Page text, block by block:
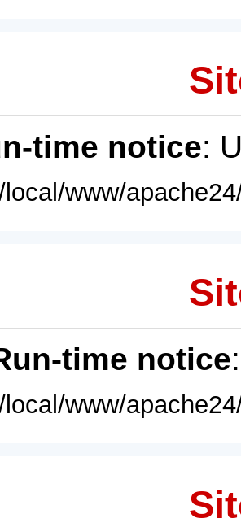
time notice:
www/
time notice
www/